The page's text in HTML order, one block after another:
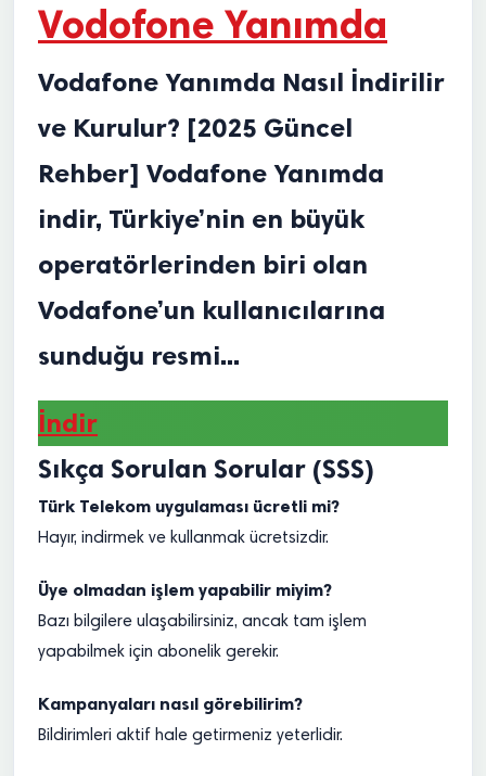
Vodofone Yanımda
Vodafone Yanımda Nasıl İndirilir
ve Kurulur? [2025 Güncel
Rehber] Vodafone Yanımda
indir, Türkiye’nin en büyük
operatörlerinden biri olan
Vodafone’un kullanıcılarına
sunduğu resmi...
İndir
Sıkça Sorulan Sorular (SSS)
Türk Telekom uygulaması ücretli mi?
Hayır, indirmek ve kullanmak ücretsizdir.
Üye olmadan işlem yapabilir miyim?
Bazı bilgilere ulaşabilirsiniz, ancak tam işlem
yapabilmek için abonelik gerekir.
Kampanyaları nasıl görebilirim?
Bildirimleri aktif hale getirmeniz yeterlidir.